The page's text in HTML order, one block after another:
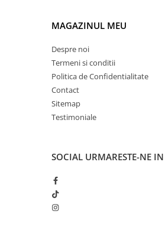
MAGAZINUL MEU
Despre noi
Termeni si conditii
Politica de Confidentialitate
Contact
Sitemap
Testimoniale
SOCIAL URMARESTE-NE